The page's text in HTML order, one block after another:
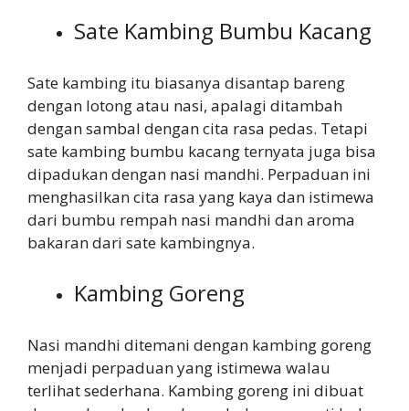
Sate Kambing Bumbu Kacang
Sate kambing itu biasanya disantap bareng
dengan lotong atau nasi, apalagi ditambah
dengan sambal dengan cita rasa pedas. Tetapi
sate kambing bumbu kacang ternyata juga bisa
dipadukan dengan nasi mandhi. Perpaduan ini
menghasilkan cita rasa yang kaya dan istimewa
dari bumbu rempah nasi mandhi dan aroma
bakaran dari sate kambingnya.
Kambing Goreng
Nasi mandhi ditemani dengan kambing goreng
menjadi perpaduan yang istimewa walau
terlihat sederhana. Kambing goreng ini dibuat